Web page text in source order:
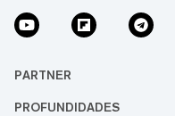
PARTNER
PROFUNDIDADES